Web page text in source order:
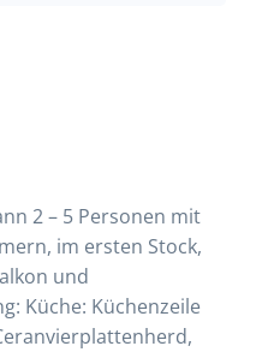
2 – 5 Personen mit
im ersten Stock,
und
Küche: Küchenzeile